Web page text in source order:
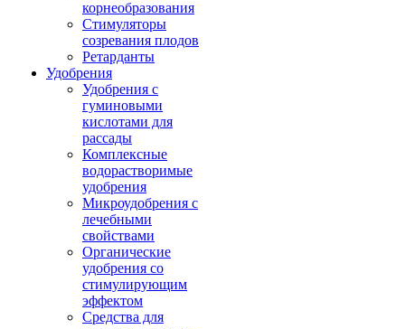
корнеобразования
Стимуляторы
созревания плодов
Ретарданты
Удобрения
Удобрения с
гуминовыми
кислотами для
рассады
Комплексные
водорастворимые
удобрения
Микроудобрения с
лечебными
свойствами
Органические
удобрения со
стимулирующим
эффектом
Средства для